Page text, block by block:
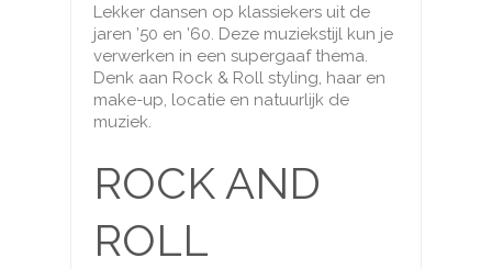
Lekker dansen op klassiekers uit de
jaren ’50 en ’60. Deze muziekstijl kun je
verwerken in een supergaaf thema.
Denk aan Rock & Roll styling, haar en
make-up, locatie en natuurlijk de
muziek.
ROCK AND
ROLL